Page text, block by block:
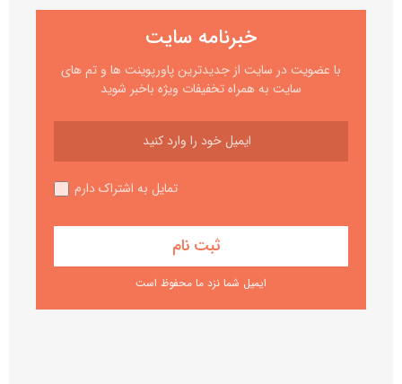
خبرنامه سایت
با عضویت در سایت از جدیدترین پاورپوینت ها و تم های
سایت به همراه تخفیفات ویژه باخبر شوید
تمایل به اشتراک دارم
ایمیل شما نزد ما محفوظ است